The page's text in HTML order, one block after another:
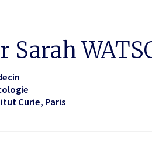
Sarah
Curie Paris